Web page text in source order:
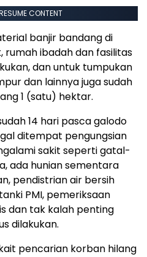
CONTENT
banjir bandang di
ibadah dan fasilitas
dan untuk tumpukan
dan lainnya juga sudah
1 (satu) hektar.
14 hari pasca galodo
ditempat pengungsian
sakit seperti gatal-
ada hunian sementara
pendistrian air bersih
PMI, pemeriksaan
dan tak kalah penting
dilakukan.
pencarian korban hilang